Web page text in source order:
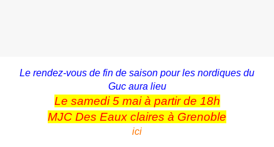
Le rendez-vous de fin de saison pour les nordiques du
Guc aura lieu
Le samedi 5 mai à partir de 18h
MJC Des Eaux claires à Grenoble
ici